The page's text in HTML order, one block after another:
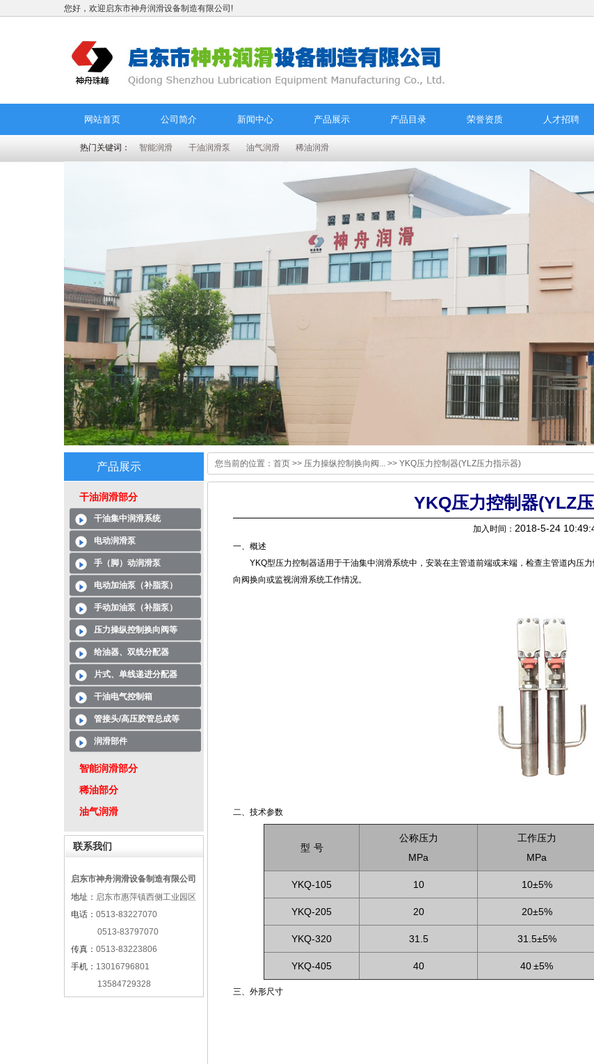
您好，欢迎启东市神舟润滑设备制造有限公司!
网站首页 公司简介 新闻中心 产品展示 产品目录 荣誉资质 人才招聘
热门关键词： 智能润滑 干油润滑泵 油气润滑 稀油润滑
产品展示
干油润滑部分
干油集中润滑系统
电动润滑泵
手（脚）动润滑泵
电动加油泵（补脂泵）
手动加油泵（补脂泵）
压力操纵控制换向阀等
给油器、双线分配器
片式、单线递进分配器
干油电气控制箱
管接头/高压胶管总成等
润滑部件
智能润滑部分
稀油部分
油气润滑
联系我们
启东市神舟润滑设备制造有限公司
地址： 启东市惠萍镇西侧工业园区
电话： 0513-83227070
0513-83797070
传真： 0513-83223806
手机： 13016796801
13584729328
您当前的位置： 首页 >> 压力操纵控制换向阀... >> YKQ压力控制器(YLZ压力指示器)
YKQ压力控制器(YLZ
加入时间： 2018-5-24
一、概述
YKQ型压力控制器适用于干油集中润滑系统中，安装在主管道前端或末端，检查主管道内压
向阀换向或监视润滑系统工作情况。
二、技术参数
型 号
公称压力
MPa
工作压力
MPa
YKQ-105 10 10±5%
YKQ-205 20 20±5%
YKQ-320 31.5 31.5±5%
YKQ-405 40 40 ±5%
三、外形尺寸